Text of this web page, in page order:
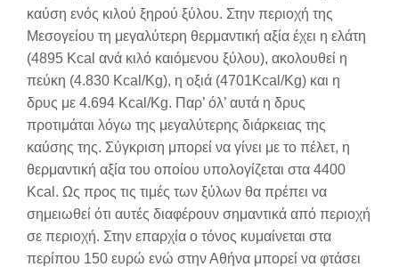
καύση ενός κιλού ξηρού ξύλου. Στην περιοχή της
Μεσογείου τη μεγαλύτερη θερμαντική αξία έχει η ελάτη
(4895 Kcal ανά κιλό καιόμενου ξύλου), ακολουθεί η
πεύκη (4.830 Kcal/Kg), η οξιά (4701Kcal/Kg) και η
δρυς με 4.694 Kcal/Kg. Παρ’ όλ’ αυτά η δρυς
προτιμάται λόγω της μεγαλύτερης διάρκειας της
καύσης της. Σύγκριση μπορεί να γίνει με το πέλετ, η
θερμαντική αξία του οποίου υπολογίζεται στα 4400
Kcal. Ως προς τις τιμές των ξύλων θα πρέπει να
σημειωθεί ότι αυτές διαφέρουν σημαντικά από περιοχή
σε περιοχή. Στην επαρχία ο τόνος κυμαίνεται στα
περίπου 150 ευρώ ενώ στην Αθήνα μπορεί να φτάσει